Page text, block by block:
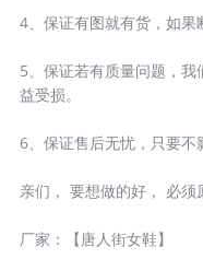
4、保证有图就有货，如果
5、保证若有质量问题，
益受损。
6、保证售后无忧，只要不
亲们， 要想做的好， 必须
厂家：【唐人街女鞋】